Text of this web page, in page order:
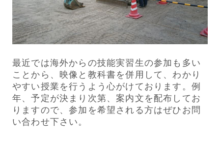
最近では海外からの技能実習生の参加も多い
ことから、映像と教科書を併用して、わかり
やすい授業を行うよう心がけております。例
年、予定が決まり次第、案内文を配布してお
りますので、参加を希望される方はぜひお問
い合わせ下さい。